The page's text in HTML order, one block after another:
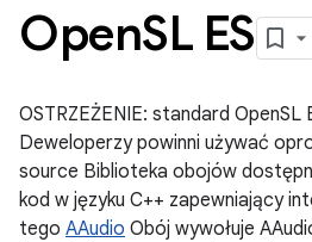
OpenSL ES
OSTRZEŻENIE: standard OpenSL
Deweloperzy powinni używać
source Biblioteka obojów
kod w języku C++ zapewniający
tego AAudio Obój wywołuje